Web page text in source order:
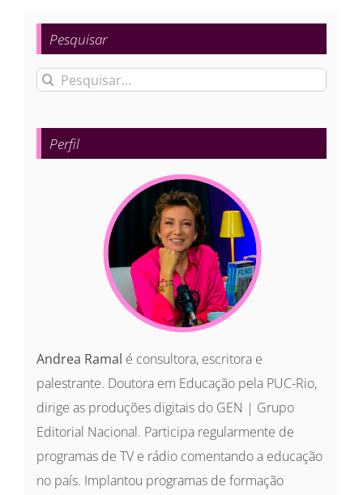
Pesquisar
Buscar
para:
Perfil
Andrea Ramal é consultora, escritora e
palestrante. Doutora em Educação pela PUC-Rio,
dirige as produções digitais do GEN | Grupo
Editorial Nacional. Participa regularmente de
programas de TV e rádio comentando a educação
no país. Implantou programas de formação